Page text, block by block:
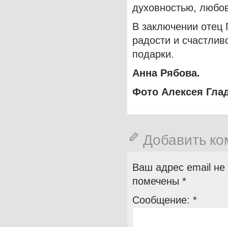
духовностью,
В заключении отец
радости и
подарки.
Анна Рябова.
Фото Алексея
Добавить
Ваш адрес email не
помечены *
Сообщение: *